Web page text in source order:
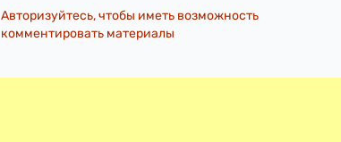
Авторизуйтесь, чтобы иметь возможность
комментировать материалы